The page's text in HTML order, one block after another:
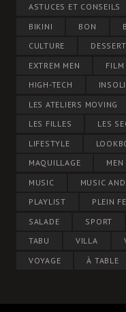
ASTUCES ET CONSEILS
BIKINI
BON
CULTURE
DESSERT
EXTREM MEN
FILM
HIGH-TECH
LES ATELIERS MOVING
LES FILLES
LES
LIFESTYLE
MAQUILLAGE
MEN
MUSIC
MUSIC
PLAYLIST
PLEIN
SALADE
SPORT
TABU
VILLA
VOYAGE
À TABLE